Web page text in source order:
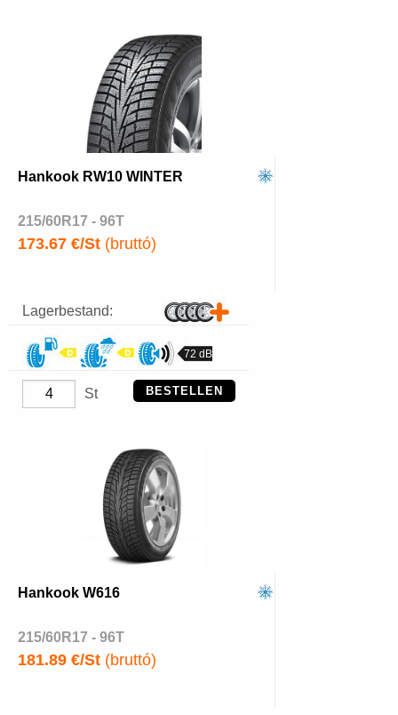
Hankook RW10 WINTER
215/60R17 - 96T
173.67 €/St (bruttó)
Lagerbestand:
72 dB
St BESTELLEN
Hankook W616
215/60R17 - 96T
181.89 €/St (bruttó)